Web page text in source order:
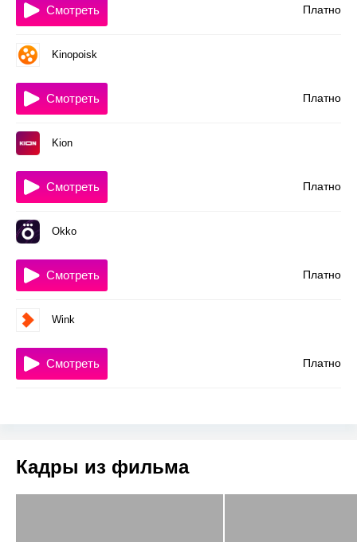
Платно
Смотреть
Kinopoisk
Платно
Смотреть
Kion
Платно
Смотреть
Okko
Платно
Смотреть
Wink
Платно
Смотреть
Кадры из фильма